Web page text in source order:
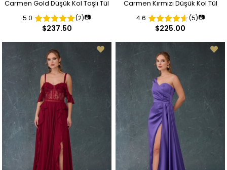
Carmen Gold Düşük Kol Taşlı Tül
Nişanlık
5.0 (2)📷
$237.50
Carmen Kırmızı Düşük Kol Tül
Nişanlık
4.6 (5)📷
$225.00